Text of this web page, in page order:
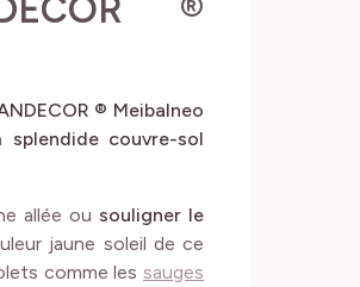
®
® Meibalneo
splendide couvre-sol
allée ousouligner le
jaune soleil de ce
comme les sauges